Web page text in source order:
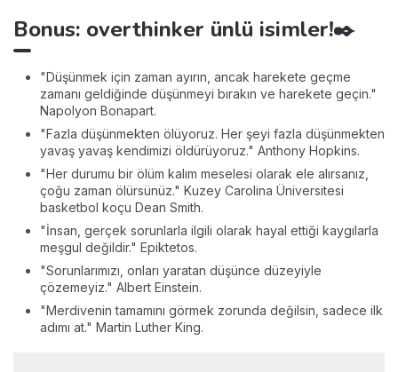
Bonus: overthinker ünlü isimler!✒️
"Düşünmek için zaman ayırın, ancak harekete geçme
zamanı geldiğinde düşünmeyi bırakın ve harekete geçin."
Napolyon Bonapart.
"Fazla düşünmekten ölüyoruz. Her şeyi fazla düşünmekten
yavaş yavaş kendimizi öldürüyoruz." Anthony Hopkins.
"Her durumu bir ölüm kalım meselesi olarak ele alırsanız,
çoğu zaman ölürsünüz." Kuzey Carolina Üniversitesi
basketbol koçu Dean Smith.
"İnsan, gerçek sorunlarla ilgili olarak hayal ettiği kaygılarla
meşgul değildir." Epiktetos.
"Sorunlarımızı, onları yaratan düşünce düzeyiyle
çözemeyiz." Albert Einstein.
"Merdivenin tamamını görmek zorunda değilsin, sadece ilk
adımı at." Martin Luther King.